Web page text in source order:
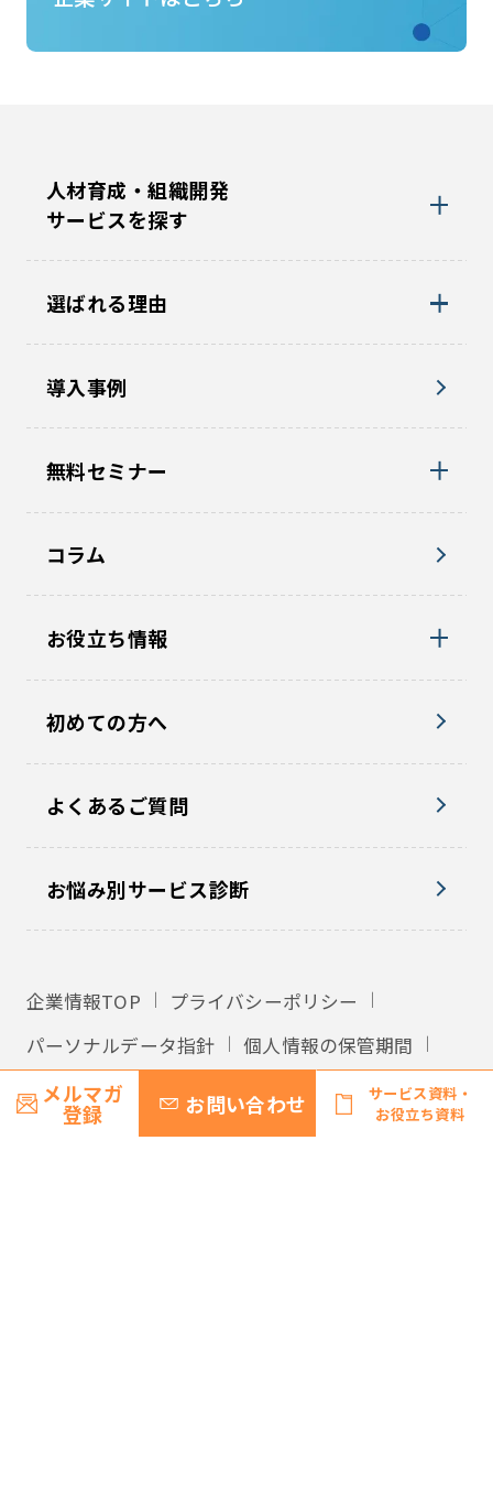
メルマガ
登録 お問い合わせ
サービス資料・
お役立ち資料
人材育成・組織開発
サービスを探す
選ばれる理由
導入事例
無料セミナー
コラム
お役立ち情報
初めての方へ
よくあるご質問
お悩み別サービス診断
企業情報TOP
プライバシーポリシー
パーソナルデータ指針
個人情報の保管期間
外国への個人情報の提供
利用規約
サイトマップ